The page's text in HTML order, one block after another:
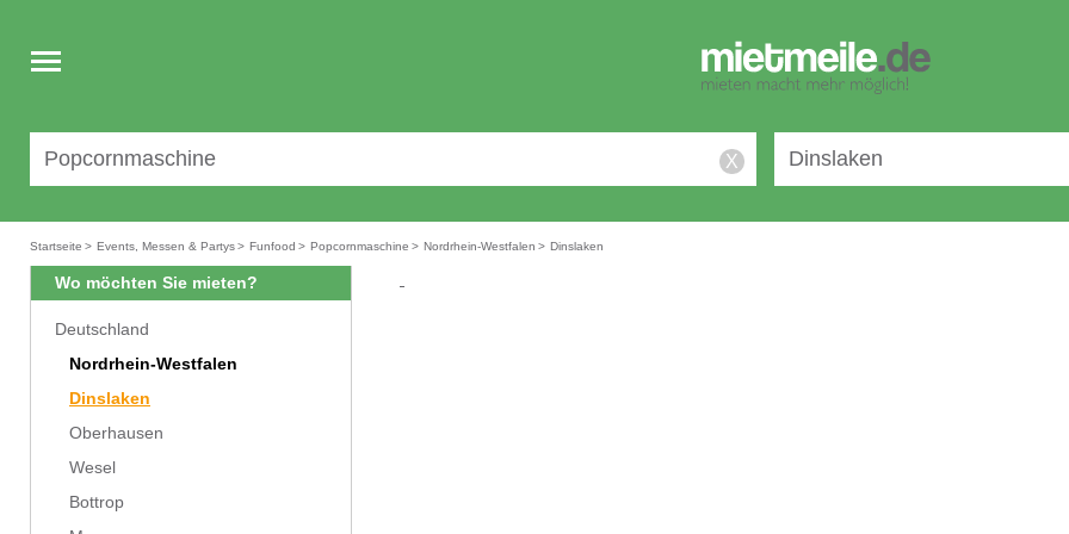
Toggle
navigation
X
Startseite > Events, Messen & Partys> Funfood > Popcornmaschine > Nordrhein-Westfalen > Dinslaken
Wo möchten Sie mieten?
Deutschland
Nordrhein-Westfalen
Dinslaken
Oberhausen
Wesel
Bottrop